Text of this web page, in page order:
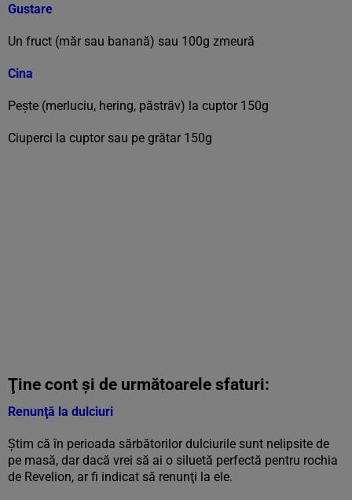
Gustare
Un fruct (măr sau banană) sau 100g zmeură
Cina
Peşte (merluciu, hering, păstrăv) la cuptor 150g
Ciuperci la cuptor sau pe grătar 150g
Ţine cont şi de următoarele sfaturi:
Renunţă la dulciuri
Ştim că în perioada sărbătorilor dulciurile sunt nelipsite de
pe masă, dar dacă vrei să ai o siluetă perfectă pentru rochia
de Revelion, ar fi indicat să renunţi la ele.